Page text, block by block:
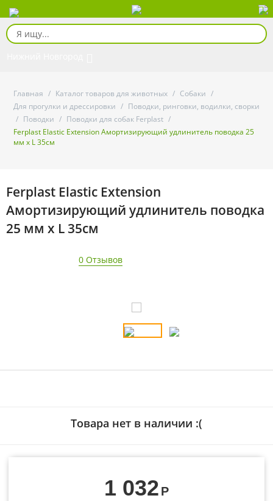
Главная / Каталог товаров для животных / Собаки /
Для прогулки и дрессировки / Поводки, ринговки, водилки, сворки
/ Поводки / Поводки для собак Ferplast /
Ferplast Elastic Extension Амортизирующий удлинитель поводка 25
мм x L 35см
Ferplast Elastic Extension
Амортизирующий удлинитель поводка
25 мм x L 35см
0 Отзывов
Товара нет в наличии :(
1 032 Р